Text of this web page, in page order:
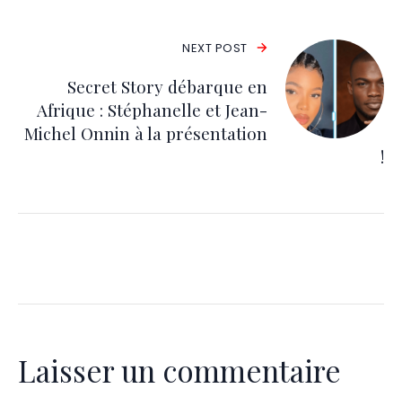
NEXT POST
Secret Story débarque en
Afrique : Stéphanelle et Jean-
Michel Onnin à la présentation
!
Laisser un commentaire